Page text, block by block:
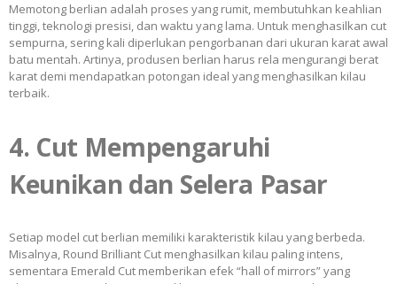
Memotong berlian adalah proses yang rumit, membutuhkan keahlian
tinggi, teknologi presisi, dan waktu yang lama. Untuk menghasilkan cut
sempurna, sering kali diperlukan pengorbanan dari ukuran karat awal
batu mentah. Artinya, produsen berlian harus rela mengurangi berat
karat demi mendapatkan potongan ideal yang menghasilkan kilau
terbaik.
4. Cut Mempengaruhi
Keunikan dan Selera Pasar
Setiap model cut berlian memiliki karakteristik kilau yang berbeda.
Misalnya, Round Brilliant Cut menghasilkan kilau paling intens,
sementara Emerald Cut memberikan efek “hall of mirrors” yang